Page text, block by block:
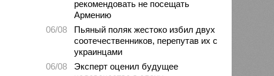
рекомендовать не посещать
Армению
06/08
Пьяный поляк жестоко избил двух
соотечественников, перепутав их с
украинцами
06/08
Эксперт оценил будущее